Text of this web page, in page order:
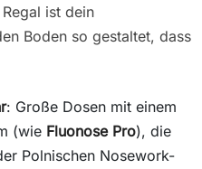
ist dein
Boden so gestaltet, dass
: Große Dosen mit einem
(wie Fluonose Pro), die
Polnischen Nosework-